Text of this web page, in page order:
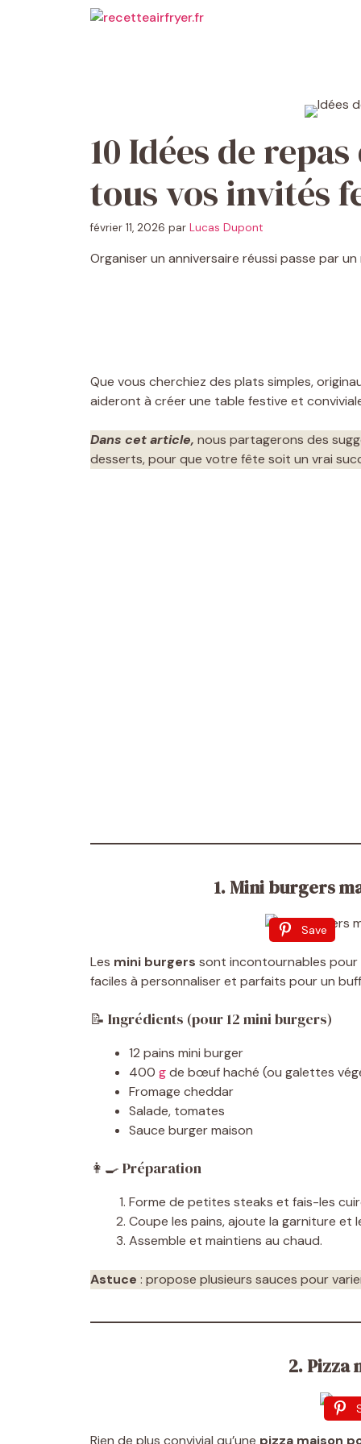
10 Idées de
tous vos invités
février 11, 2026 par Lucas Dupont
Organiser un anniversaire réussi passe par
Que vous cherchiez des plats simples,
aideront à créer une table festive et
Dans cet article, nous partagerons des
desserts, pour que votre fête soit un vrai
1. Mini burgers
Save
Les mini burgers sont incontournables pour
faciles à personnaliser et parfaits pour un
📝 Ingrédients (pour 12 mini burgers)
12 pains mini burger
400 gde bœuf haché (ou galettes
Fromage cheddar
Salade, tomates
Sauce burger maison
👩‍🍳 Préparation
Forme de petites steaks et fais-les
Coupe les pains, ajoute la garniture et
Assemble et maintiens au chaud.
Astuce : propose plusieurs sauces pour
2. Pizza
Rien de plus convivial qu’une pizza maison